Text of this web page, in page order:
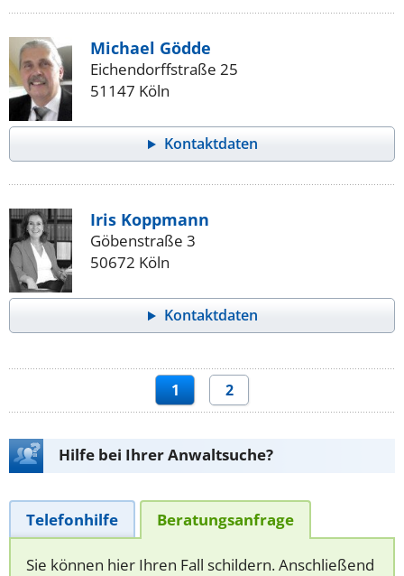
Michael Gödde
Eichendorffstraße 25
51147 Köln
Kontaktdaten
Iris Koppmann
Göbenstraße 3
50672 Köln
Kontaktdaten
1 2
Hilfe bei Ihrer Anwaltsuche?
Telefonhilfe Beratungsanfrage
Sie können hier Ihren Fall schildern. Anschließend